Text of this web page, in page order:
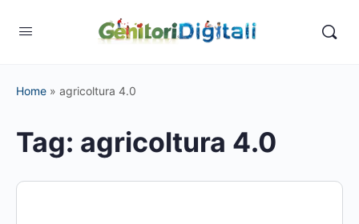
Home » agricoltura 4.0
Tag: agricoltura 4.0